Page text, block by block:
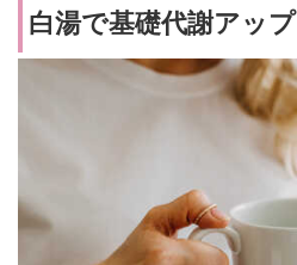
白湯で基礎代謝アップ